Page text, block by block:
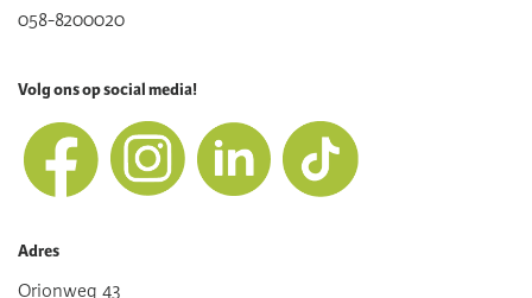
058-8200020
Volg ons op social media!
Adres
Orionweg 43